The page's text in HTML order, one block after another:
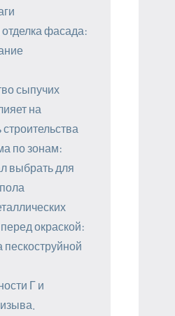
фасада:
сыпучих
на
по зонам:
выбрать для
окраской:
Г и